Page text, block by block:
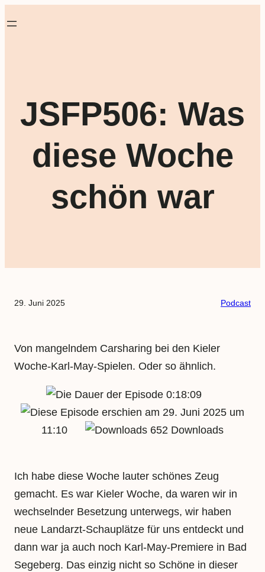
JSFP506: Was
diese Woche
schön war
29. Juni 2025 Podcast
Von mangelndem Carsharing bei den Kieler
Woche-Karl-May-Spielen. Oder so ähnlich.
0:18:09
29. Juni 2025 um
11:10
652 Downloads
Ich habe diese Woche lauter schönes Zeug
gemacht. Es war Kieler Woche, da waren wir in
wechselnder Besetzung unterwegs, wir haben
neue Landarzt-Schauplätze für uns entdeckt und
dann war ja auch noch Karl-May-Premiere in Bad
Segeberg. Das einzig nicht so Schöne in dieser